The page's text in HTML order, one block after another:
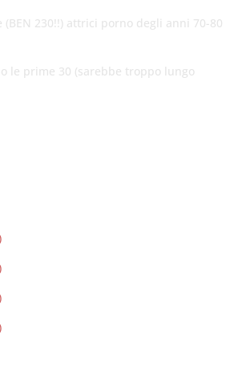
230!!) attrici porno degli anni 70-80
le prime 30 (sarebbe troppo lungo